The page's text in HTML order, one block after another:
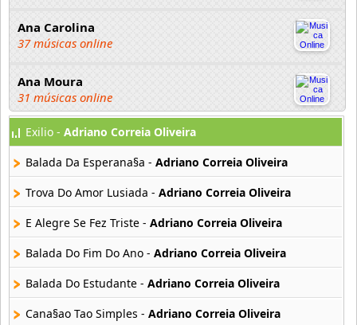
Ana Carolina
37 músicas online
Ana Moura
31 músicas online
Ananga Ranga
21 músicas online
Andre Sardet
18 músicas online
12 músicas online
Antonio Carlos Jobim
68 músicas online
Exilio - Adriano Correia Oliveira
Balada Da Esperana§a - Adriano Correia Oliveira
Trova Do Amor Lusiada - Adriano Correia Oliveira
E Alegre Se Fez Triste - Adriano Correia Oliveira
Balada Do Fim Do Ano - Adriano Correia Oliveira
Balada Do Estudante - Adriano Correia Oliveira
Cana§ao Tao Simples - Adriano Correia Oliveira